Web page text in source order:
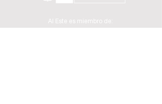
Al Este es miembro de: